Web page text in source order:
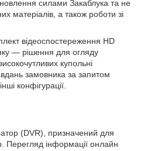
силами Закаблука та не
матеріалів, а також роботи зі
відеоспостереження HD
— рішення для огляду
купольні
замовника за запитом
конфігурації.
(DVR), призначений для
Перегляд інформації онлайн